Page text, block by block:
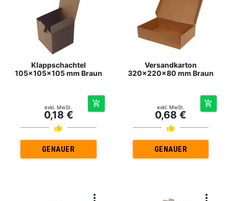
Klappschachtel
105x105x105 mm Braun
exkl. MwSt.
0,18 €
GENAUER
Versandkarton
320x220x80 mm Braun
exkl. MwSt.
0,68 €
GENAUER